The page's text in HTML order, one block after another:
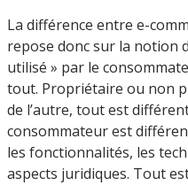
La différence entre e-
repose donc sur la notion
utilisé » par le
tout. Propriétaire ou non
de l’autre, tout est
consommateur est
les fonctionnalités, les
aspects juridiques. Tout